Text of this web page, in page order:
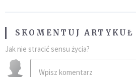
SKOMENTUJ ARTYKUŁ
Jak nie stracić sensu życia?